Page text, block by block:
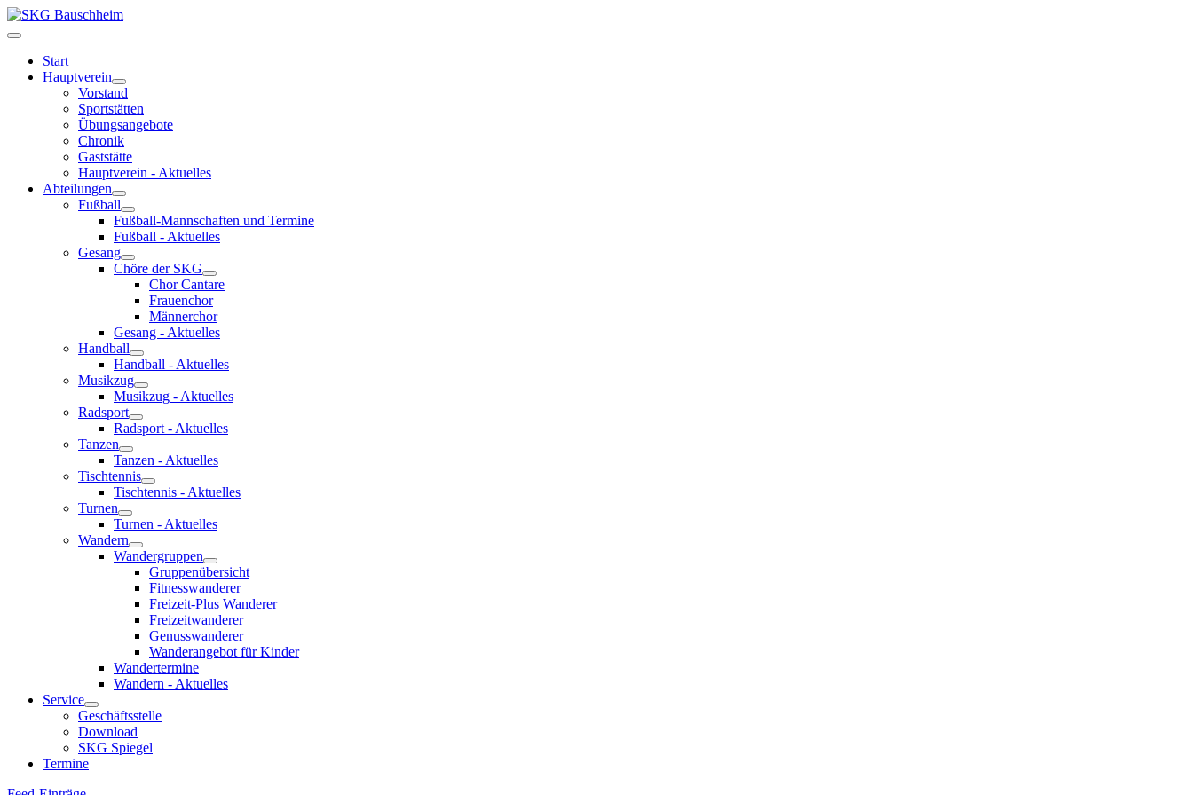
Start
Hauptverein
Vorstand
Sportstätten
Übungsangebote
Chronik
Gaststätte
Hauptverein - Aktuelles
Abteilungen
Fußball
Fußball-Mannschaften und Termine
Fußball - Aktuelles
Gesang
Chöre der SKG
Chor Cantare
Frauenchor
Männerchor
Gesang - Aktuelles
Handball
Handball - Aktuelles
Musikzug
Musikzug - Aktuelles
Radsport
Radsport - Aktuelles
Tanzen
Tanzen - Aktuelles
Tischtennis
Tischtennis - Aktuelles
Turnen
Turnen - Aktuelles
Wandern
Wandergruppen
Gruppenübersicht
Fitnesswanderer
Freizeit-Plus Wanderer
Freizeitwanderer
Genusswanderer
Wanderangebot für Kinder
Wandertermine
Wandern - Aktuelles
Service
Geschäftsstelle
Download
SKG Spiegel
Termine